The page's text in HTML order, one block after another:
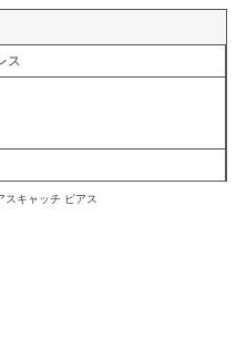
ス
スキャッチ ピアス